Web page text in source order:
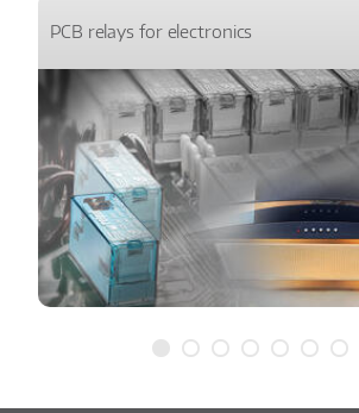
PCB relays for electronics